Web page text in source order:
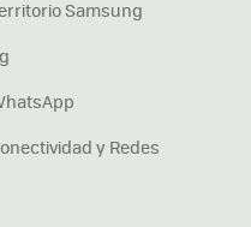
Samsung
y Redes